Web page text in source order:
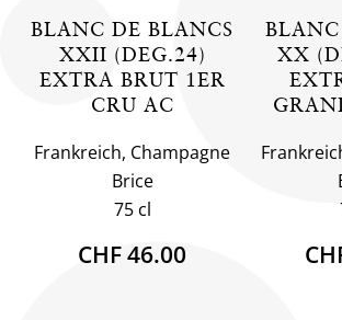
BLANC DE BLANCS
XXII (DEG.24)
EXTRA BRUT 1ER
CRU AC
Frankreich, Champagne
Brice
75 cl
CHF 46.00
XX